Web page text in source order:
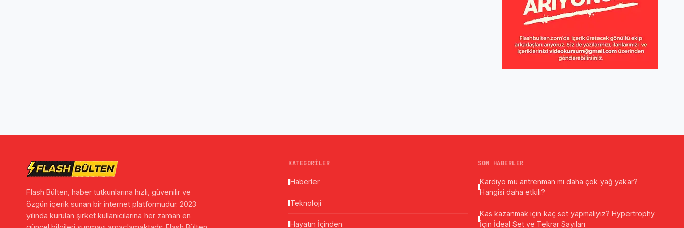
Flash Bülten, haber tutkunlarına hızlı, güvenilir ve
özgün içerik sunan bir internet platformudur. 2023
yılında kurulan şirket kullanıcılarına her zaman en
KATEGORILER
Haberler
Teknoloji
Hayatın İçinden
SON HABERLER
Kardiyo mu antrenman mı daha çok yağ yakar?
Hangisi daha etkili?
Kas kazanmak için kaç set yapmalıyız? Hypertrophy
İçin İdeal Set ve Tekrar Sayıları